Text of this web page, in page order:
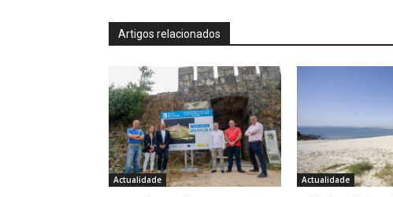
Artigos relacionados
Actualidade Actualidade